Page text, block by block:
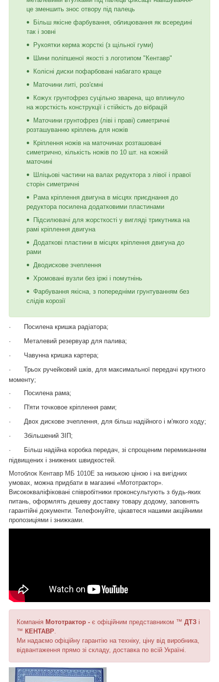
це зменшить знос отвору під палець
Більш якісне фарбування, облицювання як всередині
так і зовні
Рукоятки керма жорсткі (з щільної гуми)
Шини поліпшеної якості з логотипом "Кентавр"
Колісні диски пофарбовані набагато краще
Маточини литі, роз'ємні
Кожух грунтофрез суцільно зварена, що вплинуло
на жорсткість конструкції і стійкість до вібрацій
Маточини грунтофрез (ліві і праві) симетричні
розташуванню кріплень для ножів
Кріплення ножів на маточинах розташовані
симетрично, кількість ножів по 10 шт. на кожній
маточині
Шліцьові частини на валах редуктора з лівої і правої
сторін симетричні
Рама кріплення двигуна в місцях приєднання до
редуктора посилена додатковими пластинами
Підсилювачі для жорсткості у вигляді трикутника на
рамі кріплення двигуна
Додаткові пластини в місцях кріплення двигуна до
рами
Дводискове зчеплення
Хромовані вузли без іржі і помутнінь
Фарбування якісна, з попередніми грунтуванням без
слідів корозії
·
Посилена кришка радіатора;
·
Металевий резервуар для палива;
·
Чавунна кришка картера;
·
Трьох ручейковий шків, для максимальної передачі крутного
моменту;
·
Посилена рама;
·
П'яти точковое кріплення рами;
·
Двох дискове зчеплення, для більш надійного і м'якого ходу;
·
Збільшений ЗІП;
·
Більш надійна коробка передач, зі спрощеним перемиканням
підвищених і знижених швидкостей.
Мотоблок Кентавр МБ 1010Е за низькою ціною і на вигідних
умовах, можна придбати в магазині «Мототрактор».
Висококваліфіковані співробітники проконсультують з будь-яких
питань, оформлять дешеву доставку товару додому, заповнять
гарантійні документи. Телефонуйте, цікавтеся нашими акційними
пропозиціями і знижками.
Компанія Мототрактор - є офіційним представником ™ ДТЗ і
™ КЕНТАВР
Ми надаємо офіційну гарантію на техніку, ціну від виробника,
відвантаження прямо зі складу, доставка по всій Україні.